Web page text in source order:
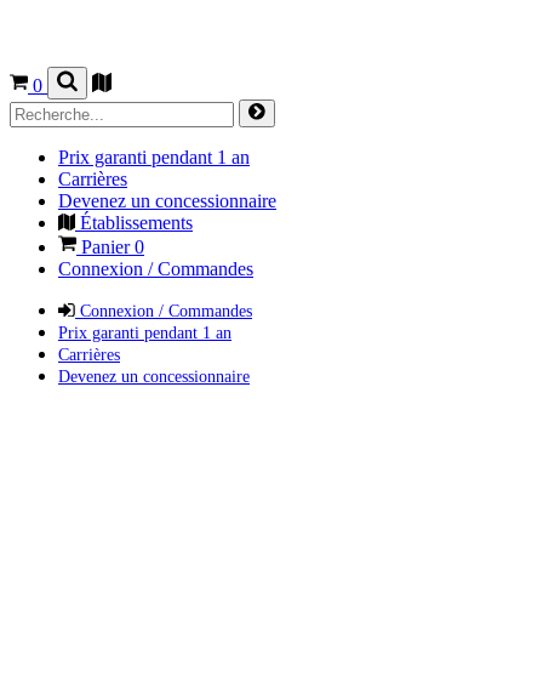
0
Prix garanti pendant 1 an
Carrières
Devenez un concessionnaire
Établissements
Panier0
Connexion / Commandes
Connexion / Commandes
Prix garanti pendant 1 an
Carrières
Devenez un concessionnaire